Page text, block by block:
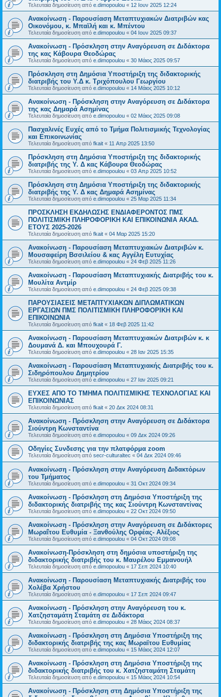
Τελευταία δημοσίευση από e.dimopoulou « 12 Ιουν 2025 12:24
Ανακοίνωση - Παρουσίαση Μεταπτυχιακών Διατριβών κας
Οικονόμου, κ. Μπαϊλή και κ. Μπέντου
Τελευταία δημοσίευση από e.dimopoulou « 04 Ιουν 2025 09:37
Ανακοίνωση - Πρόσκληση στην Αναγόρευση σε Διδάκτορα
της κας Κάβουρα Θεοδώρας
Τελευταία δημοσίευση από e.dimopoulou « 30 Μάιος 2025 09:57
Πρόσκληση στη Δημόσια Υποστήριξη της διδακτορικής
διατριβής του Υ.Δ κ. Τριχόπουλου Γεωργίου
Τελευταία δημοσίευση από e.dimopoulou « 14 Μάιος 2025 10:12
Ανακοίνωση - Πρόσκληση στην Αναγόρευση σε Διδάκτορα
της κας Δημαρά Ασημίνας
Τελευταία δημοσίευση από e.dimopoulou « 02 Μάιος 2025 09:08
Πασχαλινές Ευχές από το Τμήμα Πολιτισμικής Τεχνολογίας
και Επικοινωνίας
Τελευταία δημοσίευση από fkait « 11 Απρ 2025 13:50
Πρόσκληση στη Δημόσια Υποστήριξη της διδακτορικής
διατριβής της Υ. Δ κας Κάβουρα Θεοδώρας
Τελευταία δημοσίευση από e.dimopoulou « 03 Απρ 2025 10:52
Πρόσκληση στη Δημόσια Υποστήριξη της διδακτορικής
διατριβής της Υ. Δ κας Δημαρά Ασημίνας
Τελευταία δημοσίευση από e.dimopoulou « 25 Μαρ 2025 11:34
ΠΡΟΣΚΛΗΣΗ ΕΚΔΗΛΩΣΗΣ ΕΝΔΙΑΦΕΡΟΝΤΟΣ ΠΜΣ
ΠΟΛΙΤΙΣΜΙΚΗ ΠΛΗΡΟΦΟΡΙΚΗ ΚΑΙ ΕΠΙΚΟΙΝΩΝΙΑ ΑΚΑΔ.
ΕΤΟΥΣ 2025-2026
Τελευταία δημοσίευση από fkait « 04 Μαρ 2025 15:20
Ανακοίνωση - Παρουσίαση Μεταπτυχιακών Διατριβών κ.
Μουσαφείρη Βσσιλείου & κας Αγγέλη Ευτυχίας
Τελευταία δημοσίευση από e.dimopoulou « 24 Φεβ 2025 11:26
Ανακοίνωση - Παρουσίαση Μεταπτυχιακής Διατριβής του κ.
Μουλίτα Αντμίρ
Τελευταία δημοσίευση από e.dimopoulou « 24 Φεβ 2025 09:38
ΠΑΡΟΥΣΙΑΣΕΙΣ ΜΕΤΑΠΤΥΧΙΑΚΩΝ ΔΙΠΛΩΜΑΤΙΚΩΝ
ΕΡΓΑΣΙΩΝ ΠΜΣ ΠΟΛΙΤΙΣΜΙΚΗ ΠΛΗΡΟΦΟΡΙΚΗ ΚΑΙ
ΕΠΙΚΟΙΝΩΝΙΑ
Τελευταία δημοσίευση από fkait « 18 Φεβ 2025 11:42
Ανακοίνωση - Παρουσίαση Μεταπτυχιακών Διατριβών κ. κ
Δουμανά Δ. και Μπουχουρά Γ.
Τελευταία δημοσίευση από e.dimopoulou « 28 Ιαν 2025 15:35
Ανακοίνωση - Παρουσίαση Μεταπτυχιακής Διατριβής του κ.
Σιδηρόπουλου Δημητρίου
Τελευταία δημοσίευση από e.dimopoulou « 27 Ιαν 2025 09:21
ΕΥΧΕΣ ΑΠΟ ΤΟ ΤΜΗΜΑ ΠΟΛΙΤΙΣΜΙΚΗΣ ΤΕΧΝΟΛΟΓΙΑΣ ΚΑΙ
ΕΠΙΚΟΙΝΩΝΙΑΣ
Τελευταία δημοσίευση από fkait « 20 Δεκ 2024 08:31
Ανακοίνωση - Πρόσκληση στην Αναγόρευση σε Διδάκτορα
Σιούντρη Κωνσταντίνα
Τελευταία δημοσίευση από e.dimopoulou « 09 Δεκ 2024 09:26
Οδηγίες Συνδεσης για την πλατφόρμα zoom
Τελευταία δημοσίευση από secr-culturaltec « 04 Δεκ 2024 09:46
Ανακοίνωση - Πρόσκληση στην Αναγόρευση Διδακτόρων
του Τμήματος
Τελευταία δημοσίευση από e.dimopoulou « 31 Οκτ 2024 09:34
Ανακοίνωση - Πρόσκληση στη Δημόσια Υποστήριξη της
διδακτορικής διατριβής της κας Σιούντρη Κωνσταντίνας
Τελευταία δημοσίευση από e.dimopoulou « 22 Οκτ 2024 09:50
Ανακοίνωση - Πρόσκληση στην Αναγόρευση σε Διδάκτορες
Μωραΐτου Ευθυμία - Ξανθούλης Ορφέας- Αλέξιος
Τελευταία δημοσίευση από e.dimopoulou « 04 Οκτ 2024 09:08
Ανακοίνωση-Πρόσκληση στη δημόσια υποστήριξη της
διδακτορικής διατριβής του κ. Μαυρέλου Εμμανουήλ
Τελευταία δημοσίευση από e.dimopoulou « 17 Σεπ 2024 10:40
Ανακοίνωση - Παρουσίαση Μεταπτυχιακής Διατριβής του
Χολέβα Χρήστου
Τελευταία δημοσίευση από e.dimopoulou « 17 Σεπ 2024 09:47
Ανακοίνωση - Πρόσκληση στην Αναγόρευση του κ.
Χατζησταμάτη Σταμάτη σε Διδάκτορα
Τελευταία δημοσίευση από e.dimopoulou « 28 Μάιος 2024 08:37
Ανακοίνωση - Πρόσκληση στη Δημόσια Υποστήριξη της
διδακτορικής διατριβής της κας Μωραϊτου Ευθυμίας
Τελευταία δημοσίευση από e.dimopoulou « 15 Μάιος 2024 12:07
Ανακοίνωση - Πρόσκληση στη Δημόσια Υποστήριξη της
διδακτορικής διατριβής του κ. Χατζησταμάτη Σταμάτη
Τελευταία δημοσίευση από e.dimopoulou « 15 Μάιος 2024 10:54
Ανακοίνωση - Πρόσκληση στη Δημόσια Υποστήριξη της